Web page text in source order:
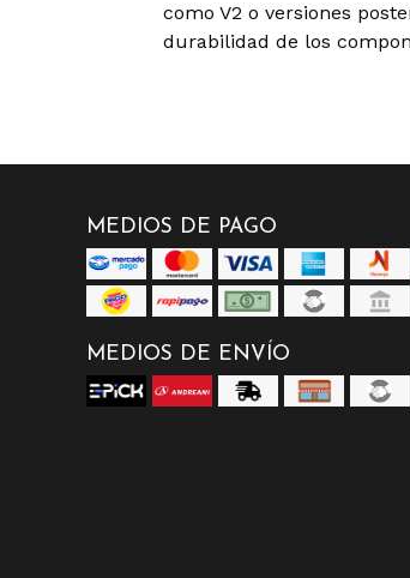
como V2 o versiones
durabilidad de los
MEDIOS DE PAGO
MEDIOS DE ENVÍO